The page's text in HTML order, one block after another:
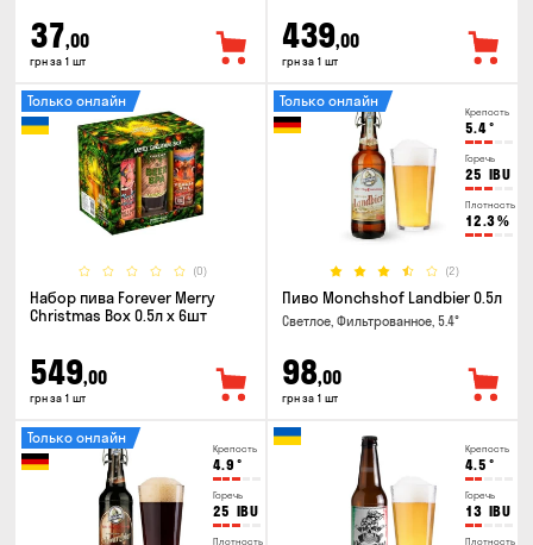
37,00
грн за 1 шт
439,00
грн за 1 шт
(0)
Только онлайн
Набор пива Forever Merry
Christmas Box 0.5л x 6шт
549,00
грн за 1 шт
Крепость
5.4°
Горечь
25 IBU
Плотность
12.3%
(2)
Только онлайн
Пиво Monchshof Landbier 0.5л
Светлое, Фильтрованное, 5.4°
98,00
грн за 1 шт
Крепость
4.9 °
Горечь
25 IBU
Плотность
Только онлайн
Крепость
4.5 °
Горечь
13 IBU
Плотность